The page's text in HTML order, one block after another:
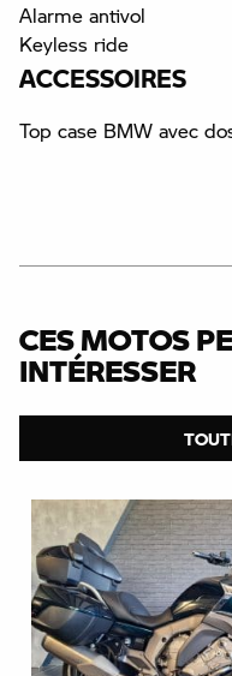
Alarme antivol
Keyless ride
ACCESSOIRES
Top case BMW avec
CES MOTOS
INTÉRESSER